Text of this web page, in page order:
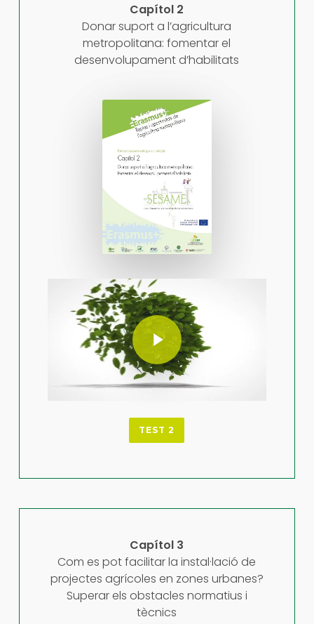
Capítol 2
Donar suport a l’agricultura
metropolitana: fomentar el
desenvolupament d’habilitats
Play Video
Play Video
TEST 2
Capítol 3
Com es pot facilitar la instal·lació de
projectes agrícoles en zones urbanes?
Superar els obstacles normatius i
tècnics